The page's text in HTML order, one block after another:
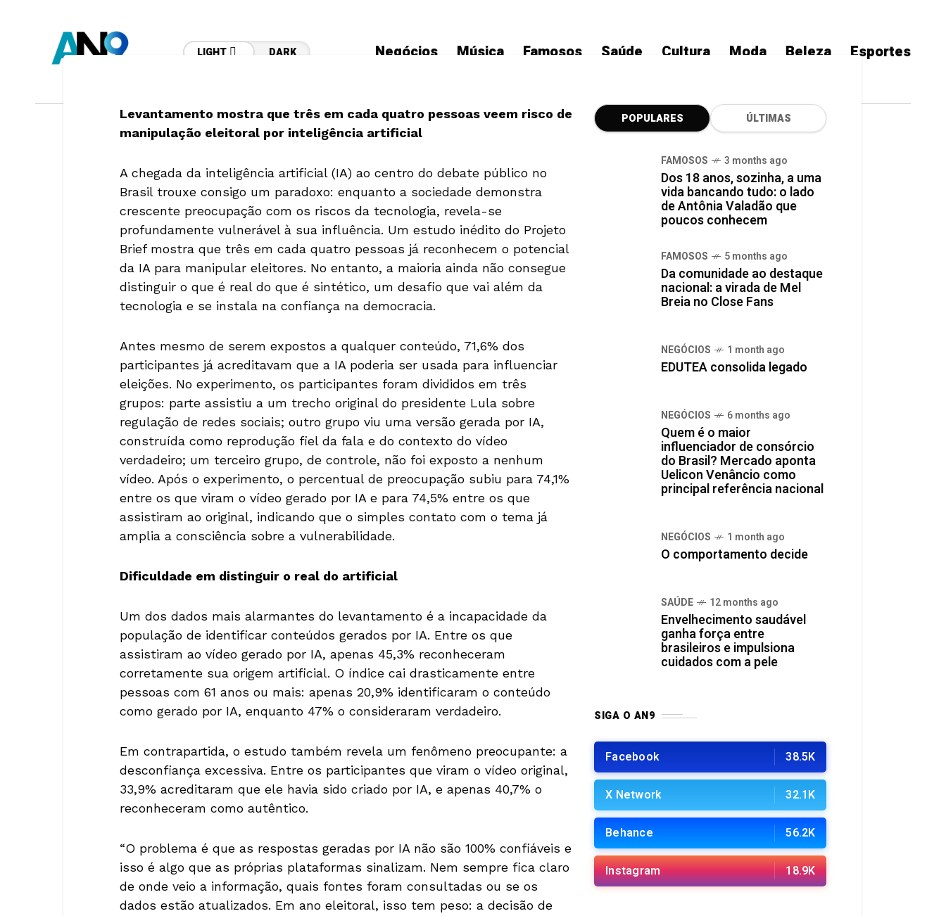
LIGHT DARK Negócios Música Famosos Saúde Cultura Moda Beleza Esportes
HOME
62,9% DAS PESSOAS CONSIDERAM CONSULTAR IA PARA SE INFORMAR SOBRE CANDIDATOS NAS ELEIÇÕES, APONTA ESTUDO DO PROJETO BRIEF
62,9% das pessoas consideram consultar IA para
se informar sobre candidatos nas eleições, aponta
estudo do Projeto Brief
TECNOLOGIA
SHARE
Levantamento mostra que três em cada quatro pessoas veem risco de
manipulação eleitoral por inteligência artificial
A chegada da inteligência artificial (IA) ao centro do debate público no
Brasil trouxe consigo um paradoxo: enquanto a sociedade demonstra
crescente preocupação com os riscos da tecnologia, revela-se
profundamente vulnerável à sua influência. Um estudo inédito do Projeto
Brief mostra que três em cada quatro pessoas já reconhecem o potencial
da IA para manipular eleitores. No entanto, a maioria ainda não consegue
distinguir o que é real do que é sintético, um desafio que vai além da
tecnologia e se instala na confiança na democracia.
Antes mesmo de serem expostos a qualquer conteúdo, 71,6% dos
participantes já acreditavam que a IA poderia ser usada para influenciar
eleições. No experimento, os participantes foram divididos em três
grupos: parte assistiu a um trecho original do presidente Lula sobre
regulação de redes sociais; outro grupo viu uma versão gerada por IA,
construída como reprodução fiel da fala e do contexto do vídeo
verdadeiro; um terceiro grupo, de controle, não foi exposto a nenhum
vídeo. Após o experimento, o percentual de preocupação subiu para 74,1%
entre os que viram o vídeo gerado por IA e para 74,5% entre os que
assistiram ao original, indicando que o simples contato com o tema já
amplia a consciência sobre a vulnerabilidade.
Dificuldade em distinguir o real do artificial
Um dos dados mais alarmantes do levantamento é a incapacidade da
população de identificar conteúdos gerados por IA. Entre os que
assistiram ao vídeo gerado por IA, apenas 45,3% reconheceram
corretamente sua origem artificial. O índice cai drasticamente entre
pessoas com 61 anos ou mais: apenas 20,9% identificaram o conteúdo
como gerado por IA, enquanto 47% o consideraram verdadeiro.
Em contrapartida, o estudo também revela um fenômeno preocupante: a
desconfiança excessiva. Entre os participantes que viram o vídeo original,
33,9% acreditaram que ele havia sido criado por IA, e apenas 40,7% o
reconheceram como autêntico.
“O problema é que as respostas geradas por IA não são 100% confiáveis e
isso é algo que as próprias plataformas sinalizam. Nem sempre fica claro
de onde veio a informação, quais fontes foram consultadas ou se os
dados estão atualizados. Em ano eleitoral, isso tem peso: a decisão de
POPULARES ÚLTIMAS
FAMOSOS 3 months ago
Dos 18 anos, sozinha, a uma
vida bancando tudo: o lado
de Antônia Valadão que
poucos conhecem
FAMOSOS 5 months ago
Da comunidade ao destaque
nacional: a virada de Mel
Breia no Close Fans
NEGÓCIOS 1 month ago
EDUTEA consolida legado
NEGÓCIOS 6 months ago
Quem é o maior
influenciador de consórcio
do Brasil? Mercado aponta
Uelicon Venâncio como
principal referência nacional
NEGÓCIOS 1 month ago
O comportamento decide
SAÚDE 12 months ago
Envelhecimento saudável
ganha força entre
brasileiros e impulsiona
cuidados com a pele
SIGA O AN9
Facebook 38.5K
X Network 32.1K
Behance 56.2K
Instagram 18.9K